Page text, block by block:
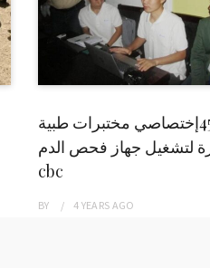
تدريب 45إختصاصي مختبرات طبية
لتشغيل جهاز فحص الدم
cbc
BY 4 YEARS AGO